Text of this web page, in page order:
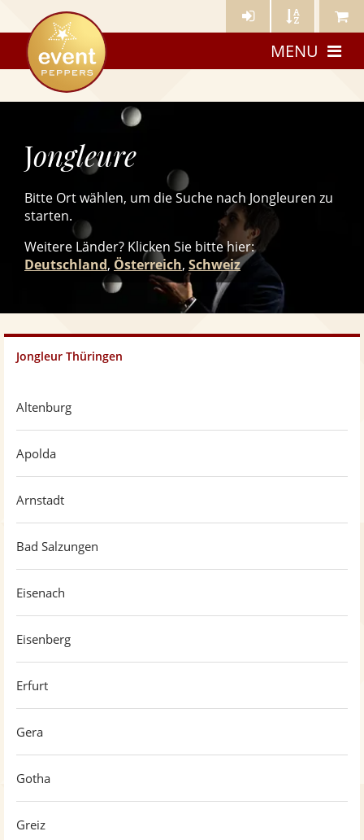
Künstler- Künstler Meine
eventpeppers
MENU
Jongleure
Bitte Ort wählen, um die Suche nach Jongleuren zu
starten.
Weitere Länder? Klicken Sie bittehier:
Deutschland, Österreich, Schweiz
Jongleur Thüringen
Altenburg
Apolda
Arnstadt
Bad Salzungen
Eisenach
Eisenberg
Erfurt
Gera
Gotha
Greiz